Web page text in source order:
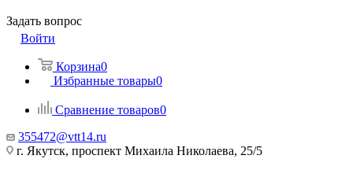
Задать вопрос
Войти
Корзина0
Избранные товары0
Сравнение товаров0
355472@vtt14.ru
г. Якутск, проспект Михаила Николаева, 25/5